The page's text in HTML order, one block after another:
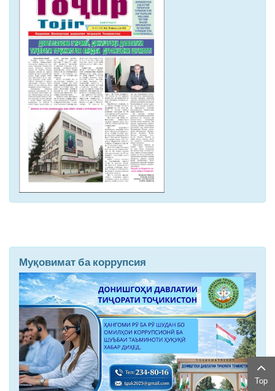
Муқовимат ба коррупсия
Top